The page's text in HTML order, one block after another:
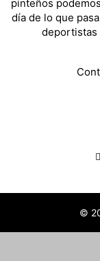
pinteños
día de lo que
deportistas
©